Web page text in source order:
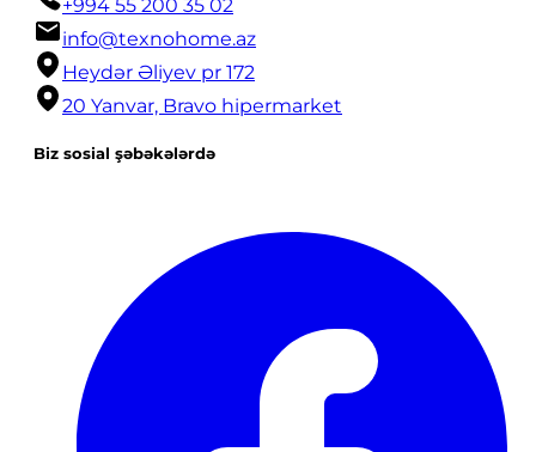
+994 55 200 35 02
info@texnohome.az
Heydər Əliyev pr 172
20 Yanvar, Bravo hipermarket
Biz sosial şəbəkələrdə